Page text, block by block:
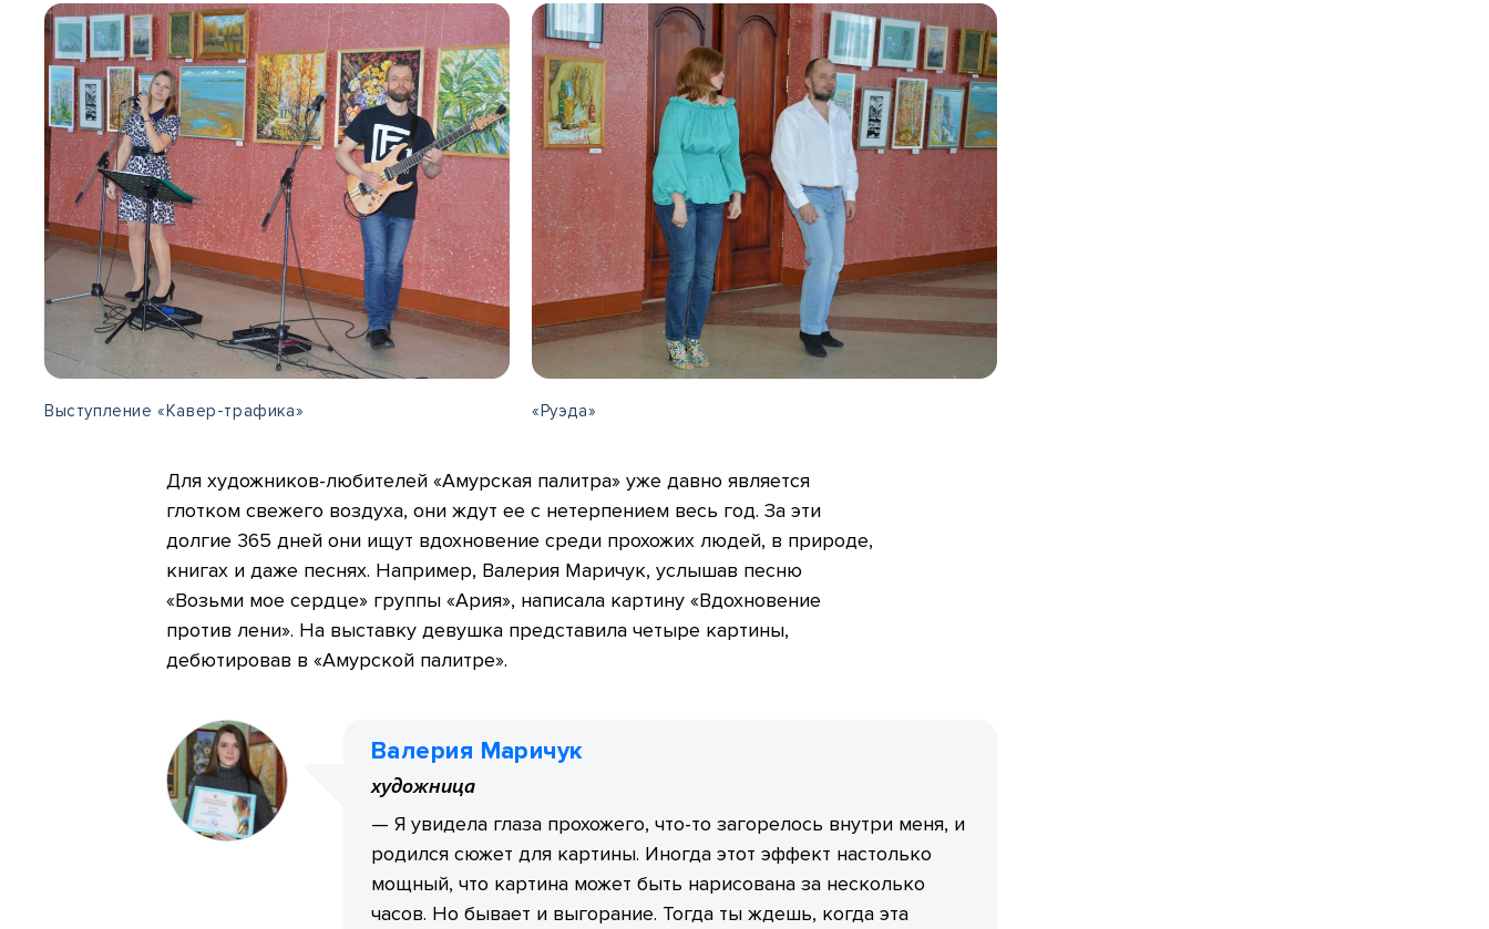
Выступление «Кавер-трафика» «Руэда»
Для художников-любителей «Амурская палитра» уже давно является
глотком свежего воздуха, они ждут ее с нетерпением весь год. За эти
долгие 365 дней они ищут вдохновение среди прохожих людей, в природе,
книгах и даже песнях. Например, Валерия Маричук, услышав песню
«Возьми мое сердце» группы «Ария», написала картину «Вдохновение
против лени». На выставку девушка представила четыре картины,
дебютировав в «Амурской палитре».
Валерия Маричук
художница
— Я увидела глаза прохожего, что-то загорелось внутри меня, и
родился сюжет для картины. Иногда этот эффект настолько
мощный, что картина может быть нарисована за несколько
часов. Но бывает и выгорание. Тогда ты ждешь, когда эта